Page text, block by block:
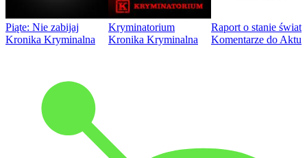
Piąte: Nie zabijaj
Kronika Kryminalna
Kryminatorium
Kronika Kryminalna
Raport o stanie
Komentarze do